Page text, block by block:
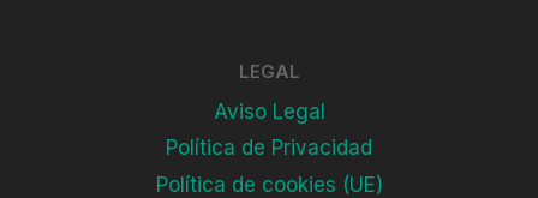
LEGAL
Aviso Legal
Política de Privacidad
Política de cookies (UE)